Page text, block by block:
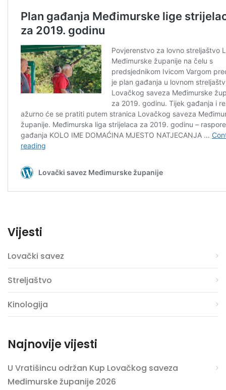
Vijesti
Lovački savez
Streljaštvo
Kinologija
Najnovije vijesti
U Vratišincu održan Kup Lovačkog saveza
Međimurske županije 2026